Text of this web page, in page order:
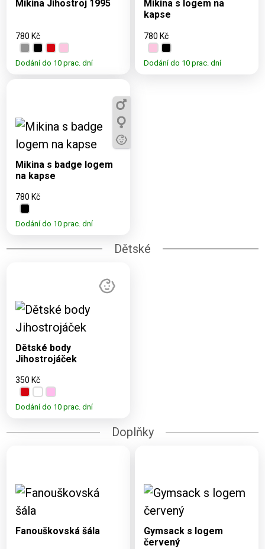
Mikina Jihostroj 1995
780 Kč
Dodání do 10 prac. dní
Mikina s logem na
kapse
780 Kč
Dodání do 10 prac. dní
Dostupné varianty:
3, 5, 7, 9, 11, XS, S, M,
L, XL, XXL, 2XL
Mikina s badge logem
na kapse
780 Kč
Dodání do 10 prac. dní
Dětské
Dostupné varianty:
3M, 6M, 9M, 12M,
18M
Dětské body
Jihostrojáček
350 Kč
Dodání do 10 prac. dní
Doplňky
Dostupné varianty:
Fanouškovská šála
Dostupné varianty:
Gymsack s logem
červený